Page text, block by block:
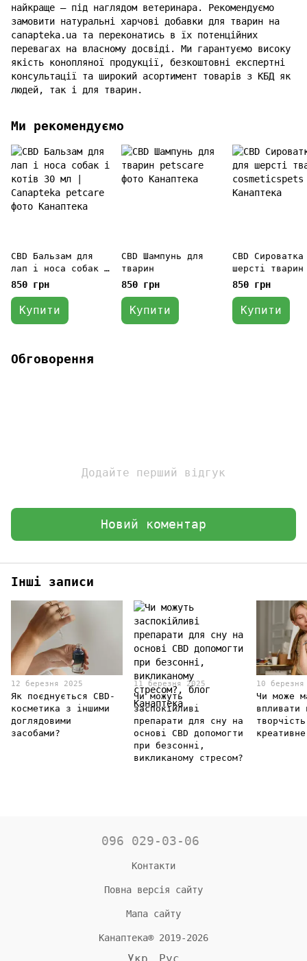
найкраще – під наглядом ветеринара. Рекомендуємо
замовити натуральні харчові добавки для тварин на
canapteka.ua та переконатись в їх потенційних
перевагах на власному досвіді. Ми гарантуємо високу
якість конопляної продукції, безкоштовні експертні
консультації та широкий асортимент товарів з КБД як
людей, так і для тварин.
Ми рекомендуємо
CBD Бальзам для
лап і носа собак і
котів 30 мл |
Canapteka
850 грн
Купити
CBD Шампунь для
тварин
850 грн
Купити
CBD
шерсті тварин
850 грн
Купити
Обговорення
Додайте перший відгук
Новий коментар
Інші записи
12 березня 2025
Як поєднується CBD-
косметика з іншими
доглядовими
засобами?
11 березня 2025
Чи можуть
заспокійливі
препарати для сну на
основі CBD допомогти
при безсонні,
викликаному стресом?
10
Чи може
впливати
096 029-03-06
Контакти
Повна версія сайту
Мапа сайту
Канаптека® 2019-2026